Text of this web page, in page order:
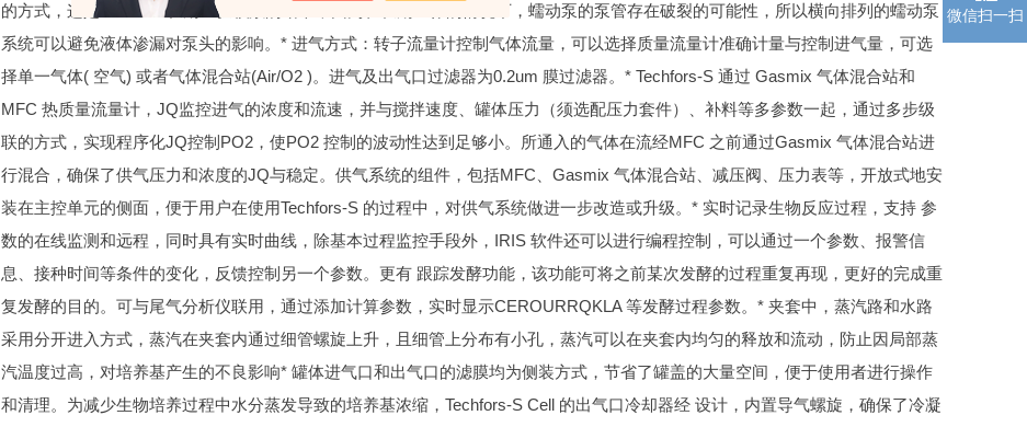
的方式，这是INFORS 长期经验积累的结果，因为在长期工作的情况下，蠕动泵的泵管存在破裂的可能性，所以横向排列的蠕动泵
系统可以避免液体渗漏对泵头的影响。 * 进气方式：转子流量计控制气体流量，可以选择质量流量计准确计量与控制进气量，可选
择单一气体( 空气) 或者气体混合站(Air/O2 )。进气及出气口过滤器为0.2um 膜过滤器。 * Techfors-S 通过 Gasmix 气体混合站和
MFC 热质量流量计，JQ监控进气的浓度和流速，并与搅拌速度、罐体压力（须选配压力套件）、补料等多参数一起，通过多步级
联的方式，实现程序化JQ控制PO2，使PO2 控制的波动性达到足够小。所通入的气体在流经MFC 之前通过Gasmix 气体混合站进
行混合，确保了供气压力和浓度的JQ与稳定。供气系统的组件，包括MFC、Gasmix 气体混合站、减压阀、压力表等，开放式地安
装在主控单元的侧面，便于用户在使用Techfors-S 的过程中，对供气系统做进一步改造或升级。 * 实时记录生物反应过程，支持 参
数的在线监测和远程，同时具有实时曲线，除基本过程监控手段外，IRIS 软件还可以进行编程控制，可以通过一个参数、报警信
息、接种时间等条件的变化，反馈控制另一个参数。更有 跟踪发酵功能，该功能可将之前某次发酵的过程重复再现，更好的完成重
复发酵的目的。可与尾气分析仪联用，通过添加计算参数，实时显示CEROURRQKLA 等发酵过程参数。 * 夹套中，蒸汽路和水路
采用分开进入方式，蒸汽在夹套内通过细管螺旋上升，且细管上分布有小孔，蒸汽可以在夹套内均匀的释放和流动，防止因局部蒸
汽温度过高，对培养基产生的不良影响* 罐体进气口和出气口的滤膜均为侧装方式，节省了罐盖的大量空间，便于使用者进行操作
和清理。为减少生物培养过程中水分蒸发导致的培养基浓缩，Techfors-S Cell 的出气口冷却器经 设计，内置导气螺旋，确保了冷凝
微信扫一扫